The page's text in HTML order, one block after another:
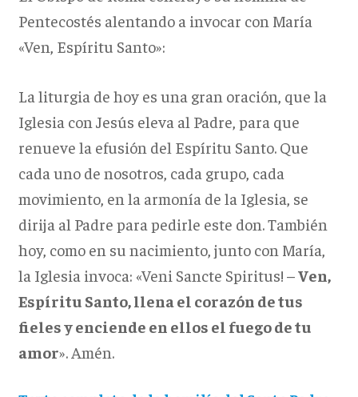
Pentecostés alentando a invocar con María
«Ven, Espíritu Santo»:
La liturgia de hoy es una gran oración, que la
Iglesia con Jesús eleva al Padre, para que
renueve la efusión del Espíritu Santo. Que
cada uno de nosotros, cada grupo, cada
movimiento, en la armonía de la Iglesia, se
dirija al Padre para pedirle este don. También
hoy, como en su nacimiento, junto con María,
la Iglesia invoca: «Veni Sancte Spiritus! –Ven,
Espíritu Santo, llena el corazón de tus
fieles y enciende en ellos el fuego de tu
amor». Amén.